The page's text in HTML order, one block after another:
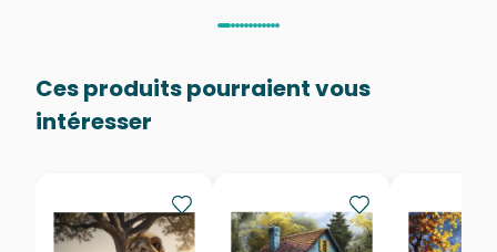
Ces produits pourraient vous
intéresser